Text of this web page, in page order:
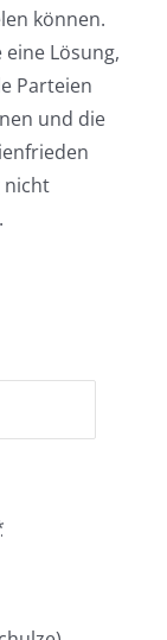
können.
eine Lösung,
Parteien
und die
nicht